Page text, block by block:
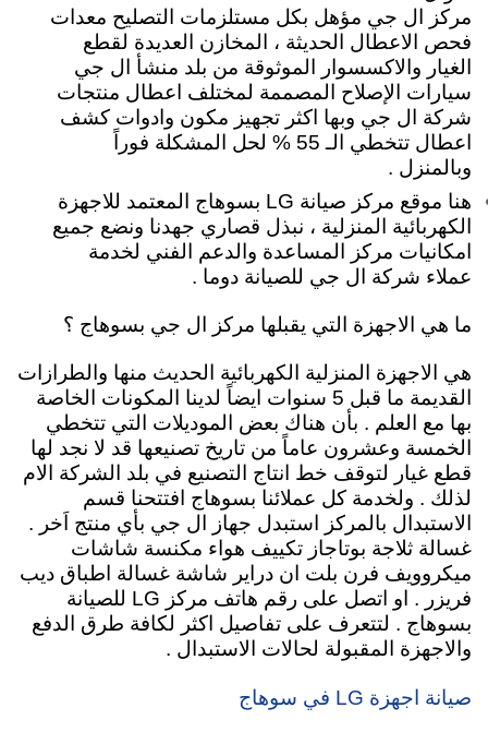
مركز ال جي مؤهل بكل مستلزمات التصليح معدات
فحص الاعطال الحديثة ، المخازن العديدة لقطع
الغيار والاكسسوار الموثوقة من بلد منشأ ال جي
سيارات الإصلاح المصممة لمختلف اعطال منتجات
شركة ال جي وبها اكثر تجهيز مكون وادوات كشف
اعطال تتخطي الـ 55 % لحل المشكلة فوراً
وبالمنزل .
هنا موقع مركز صيانة LG بسوهاج المعتمد للاجهزة
الكهربائية المنزلية ، نبذل قصاري جهدنا ونضع جميع
امكانيات مركز المساعدة والدعم الفني لخدمة
عملاء شركة ال جي للصيانة دوما .
ما هي الاجهزة التي يقبلها مركز ال جي بسوهاج ؟
هي الاجهزة المنزلية الكهربائية الحديث منها والطرازات
القديمة ما قبل 5 سنوات ايضاً لدينا المكونات الخاصة
بها مع العلم . بأن هناك بعض الموديلات التي تتخطي
الخمسة وعشرون عاماً من تاريخ تصنيعها قد لا نجد لها
قطع غيار لتوقف خط انتاج التصنيع في بلد الشركة الام
لذلك . ولخدمة كل عملائنا بسوهاج افتتحنا قسم
الاستبدال بالمركز استبدل جهاز ال جي بأي منتج اَخر .
غسالة ثلاجة بوتاجاز تكييف هواء مكنسة شاشات
ميكروويف فرن بلت ان دراير شاشة غسالة اطباق ديب
فريزر . او اتصل على رقم هاتف مركز LG للصيانة
بسوهاج . لتتعرف على تفاصيل اكثر لكافة طرق الدفع
والاجهزة المقبولة لحالات الاستبدال .
صيانة اجهزة LG في سوهاج